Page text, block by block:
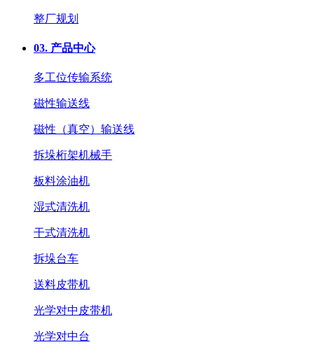
整厂规划
03. 产品中心
多工位传输系统
磁性输送线
磁性（真空）输送线
拆垛桁架机械手
板料涂油机
湿式清洗机
干式清洗机
拆垛台车
送料皮带机
光学对中皮带机
光学对中台